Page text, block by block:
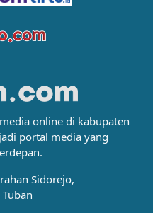
online di kabupaten
portal media yang
Sidorejo,